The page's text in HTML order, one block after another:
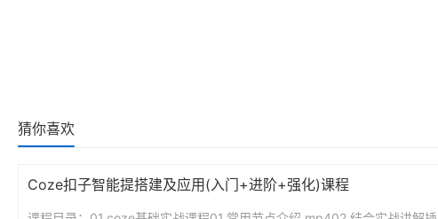
猜你喜欢
Coze扣子智能提搭建及应用(入门+进阶+强化)课程